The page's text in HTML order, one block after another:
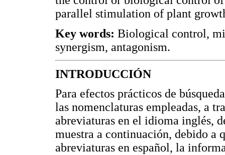
parallel stimulation of plant
Key words: Biological control,
synergism, antagonism.
INTRODUCCIÓN
Para efectos prácticos de
las nomenclaturas empleadas, a
abreviaturas en el idioma inglés,
muestra a continuación, debido a
abreviaturas en español, la